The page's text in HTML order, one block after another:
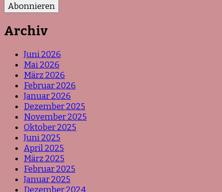
Archiv
Juni 2026
Mai 2026
März 2026
Februar 2026
Januar 2026
Dezember 2025
November 2025
Oktober 2025
Juni 2025
April 2025
März 2025
Februar 2025
Januar 2025
Dezember 2024